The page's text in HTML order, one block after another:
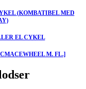
(KOMBATIBEL MED
EL CYKEL
M. FL.]